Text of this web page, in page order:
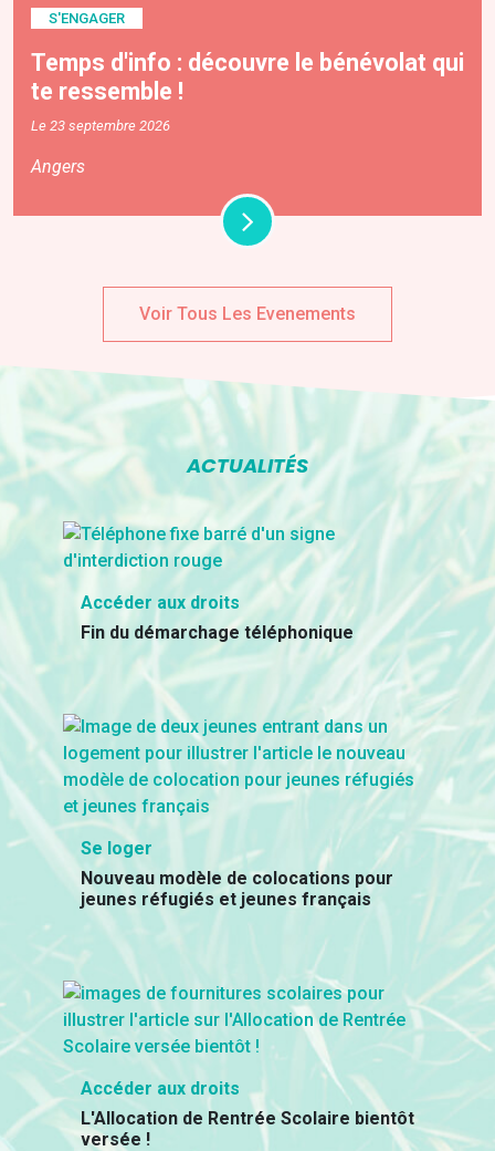
S'ENGAGER
Temps d'info : découvre le bénévolat qui
te ressemble !
Le 23 septembre 2026
Angers
Voir Tous Les Evenements
ACTUALITÉS
Accéder aux droits
Fin du démarchage téléphonique
Se loger
Nouveau modèle de colocations pour
jeunes réfugiés et jeunes français
Accéder aux droits
L'Allocation de Rentrée Scolaire bientôt
versée !